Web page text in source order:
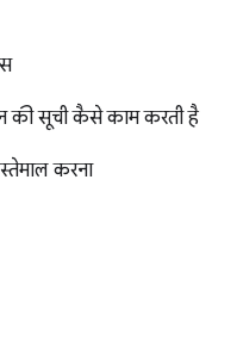
की सूची कैसे काम करती है
करना